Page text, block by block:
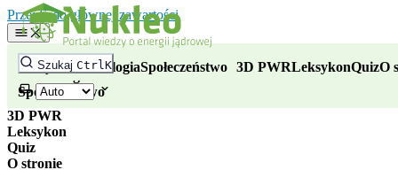
Przejdź do głównej zawartości
Szukaj CtrlK
FizykaTechnologiaSpołeczeństwo 3D PWRLeksykonQuizO
Wybierz motyw
Fizyka
Technologia
Społeczeństwo
3D PWR
Leksykon
Quiz
O stronie